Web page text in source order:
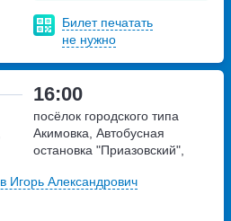
Билет печатать
не нужно
16:00
посёлок городского типа
Акимовка, Автобусная
остановка "Приазовский",
(46.666406928298,
Игорь Александрович